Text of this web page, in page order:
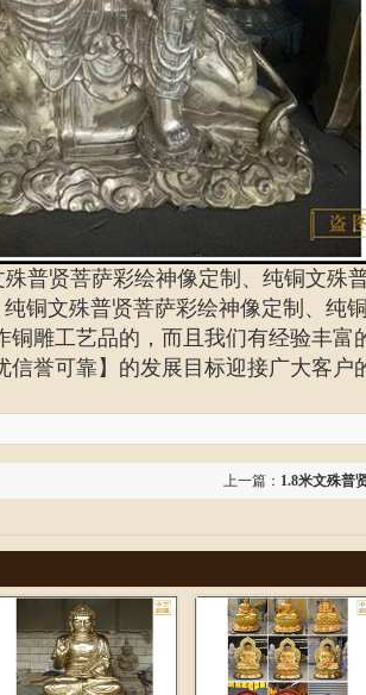
普贤菩萨彩绘神像定制、纯铜文殊
纯铜文殊普贤菩萨彩绘神像定制、 纯
铜雕工艺品的，而且我们有经验丰富
信誉可靠】的发展目标迎接广大客户
上一篇： 1.8米文殊普